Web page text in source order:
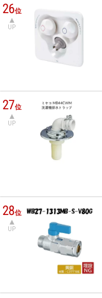
26位
UP
27位
UP
28位
UP